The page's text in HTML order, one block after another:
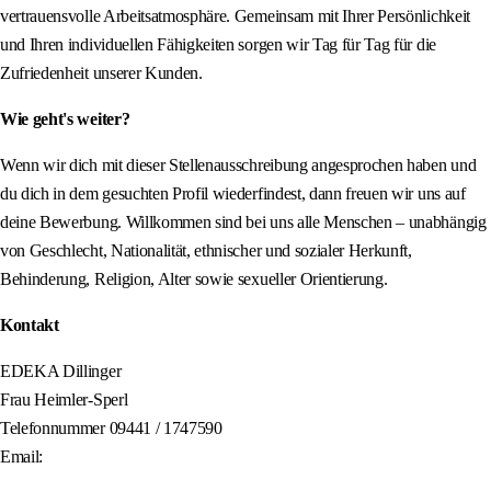
vertrauensvolle Arbeitsatmosphäre. Gemeinsam mit Ihrer Persönlichkeit
und Ihren individuellen Fähigkeiten sorgen wir Tag für Tag für die
Zufriedenheit unserer Kunden.
Wie geht's weiter?
Wenn wir dich mit dieser Stellenausschreibung angesprochen haben und
du dich in dem gesuchten Profil wiederfindest, dann freuen wir uns auf
deine Bewerbung. Willkommen sind bei uns alle Menschen – unabhängig
von Geschlecht, Nationalität, ethnischer und sozialer Herkunft,
Behinderung, Religion, Alter sowie sexueller Orientierung.
Kontakt
EDEKA Dillinger
Frau Heimler-Sperl
Telefonnummer 09441 / 1747590
Email: